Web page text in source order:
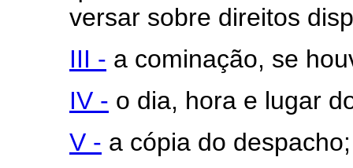
versar sobre direitos
III - a cominação, se
IV - o dia, hora e lugar
V - a cópia do despacho;